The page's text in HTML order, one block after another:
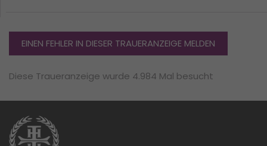
EINEN FEHLER IN DIESER TRAUERANZEIGE MELDEN
Diese Traueranzeige wurde 4.984 Mal besucht